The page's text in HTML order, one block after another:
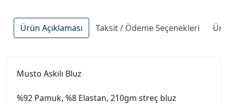
Ürün Açıklaması Taksit / Ödeme Seçenekleri
Musto Askılı Bluz
%92 Pamuk, %8 Elastan, 210gm streç bluz